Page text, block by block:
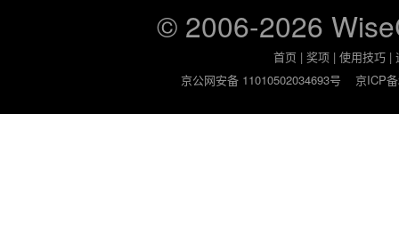
© 2006-2026
首页 |奖项 |使用技巧 |
京公网安备 11010502034693号
京ICP